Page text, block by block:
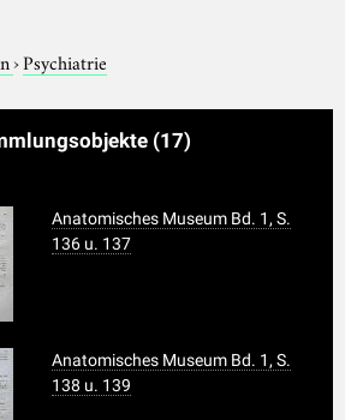
›Psychiatrie
(17)
Anatomisches Museum Bd. 1, S.
136 u. 137
Anatomisches Museum Bd. 1, S.
138 u. 139